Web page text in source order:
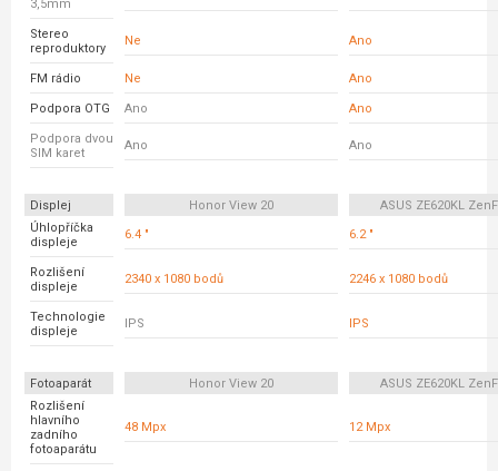
3,5mm
Stereo
reproduktory
Ne Ano
FM rádio Ne Ano
Podpora OTG Ano Ano
Podpora dvou
SIM karet
Ano Ano
Displej Honor View 20
ASUS ZE620KL
Úhlopříčka
displeje
6.4 " 6.2 "
Rozlišení
displeje
2340 x 1080 bodů 2246 x 1080 bodů
Technologie
displeje
IPS IPS
Fotoaparát Honor View 20
ASUS ZE620KL
Rozlišení
hlavního
zadního
fotoaparátu
48 Mpx 12 Mpx